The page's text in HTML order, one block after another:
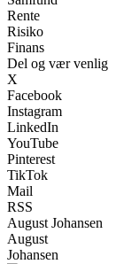
Rente
Risiko
Finans
Del og vær venlig
X
Facebook
Instagram
LinkedIn
YouTube
Pinterest
TikTok
Mail
RSS
August Johansen
August
Johansen